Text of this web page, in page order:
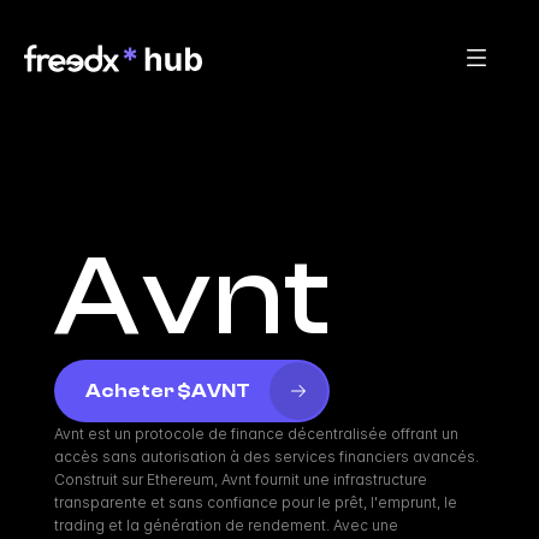
Avnt
Acheter $AVNT
Avnt est un protocole de finance décentralisée offrant un
accès sans autorisation à des services financiers avancés.
Construit sur Ethereum, Avnt fournit une infrastructure
transparente et sans confiance pour le prêt, l'emprunt, le
trading et la génération de rendement. Avec une